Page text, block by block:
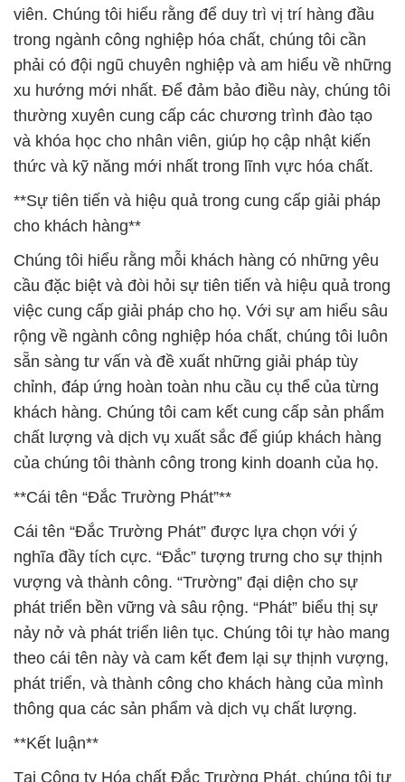
viên. Chúng tôi hiểu rằng để duy trì vị trí hàng đầu
trong ngành công nghiệp hóa chất, chúng tôi cần
phải có đội ngũ chuyên nghiệp và am hiểu về những
xu hướng mới nhất. Để đảm bảo điều này, chúng tôi
thường xuyên cung cấp các chương trình đào tạo
và khóa học cho nhân viên, giúp họ cập nhật kiến
thức và kỹ năng mới nhất trong lĩnh vực hóa chất.
**Sự tiên tiến và hiệu quả trong cung cấp giải pháp
cho khách hàng**
Chúng tôi hiểu rằng mỗi khách hàng có những yêu
cầu đặc biệt và đòi hỏi sự tiên tiến và hiệu quả trong
việc cung cấp giải pháp cho họ. Với sự am hiểu sâu
rộng về ngành công nghiệp hóa chất, chúng tôi luôn
sẵn sàng tư vấn và đề xuất những giải pháp tùy
chỉnh, đáp ứng hoàn toàn nhu cầu cụ thể của từng
khách hàng. Chúng tôi cam kết cung cấp sản phẩm
chất lượng và dịch vụ xuất sắc để giúp khách hàng
của chúng tôi thành công trong kinh doanh của họ.
**Cái tên “Đắc Trường Phát”**
Cái tên “Đắc Trường Phát” được lựa chọn với ý
nghĩa đầy tích cực. “Đắc” tượng trưng cho sự thịnh
vượng và thành công. “Trường” đại diện cho sự
phát triển bền vững và sâu rộng. “Phát” biểu thị sự
nảy nở và phát triển liên tục. Chúng tôi tự hào mang
theo cái tên này và cam kết đem lại sự thịnh vượng,
phát triển, và thành công cho khách hàng của mình
thông qua các sản phẩm và dịch vụ chất lượng.
**Kết luận**
Tại Công ty Hóa chất Đắc Trường Phát, chúng tôi tự